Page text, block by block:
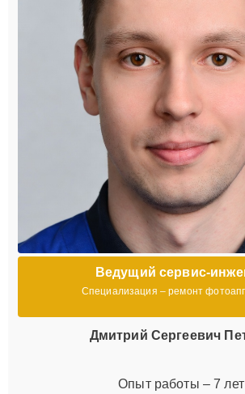
Ведущий сервис-
Специализация – ремонт
Дмитрий Сергеевич
Опыт работы – 7 лет